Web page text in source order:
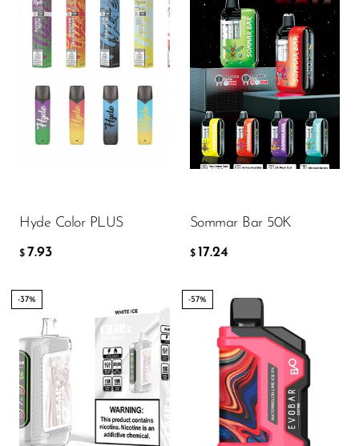
Hyde Color PLUS
$ 7.93
Flavor
7.93
Sommar Bar 50K
$ 17.24
Flavor
$17.24
-37% -57%